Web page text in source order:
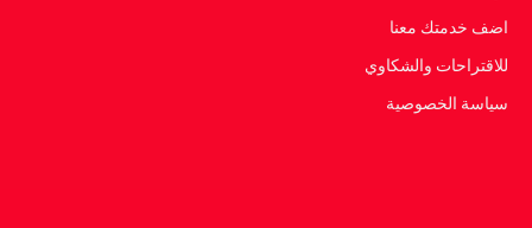
اضف خدمتك معنا
للاقتراحات والشكاوي
سياسة الخصوصية